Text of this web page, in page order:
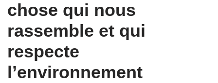
chose qui nous
rassemble et qui
respecte
l’environnement